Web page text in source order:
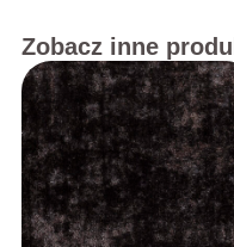
Zobacz inne